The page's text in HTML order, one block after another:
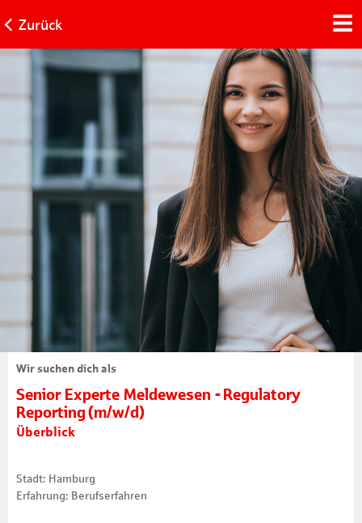
Zurück
Wir suchen dich als
Senior Experte Meldewesen - Regulatory
Reporting (m/w/d)
Überblick
Stadt: Hamburg
Erfahrung: Berufserfahren